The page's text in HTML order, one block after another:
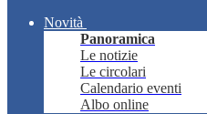
Novità
Panoramica
Le notizie
Le circolari
Calendario eventi
Albo online